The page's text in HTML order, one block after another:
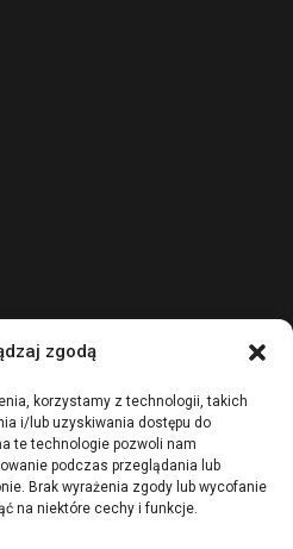
zgodą
korzystamy z technologii, takich
i/lub uzyskiwania dostępu do
te technologie pozwoli nam
podczas przeglądania lub
Brak wyrażenia zgody lub wycofanie
na niektóre cechy i funkcje.